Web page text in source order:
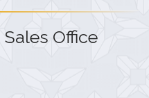
Office